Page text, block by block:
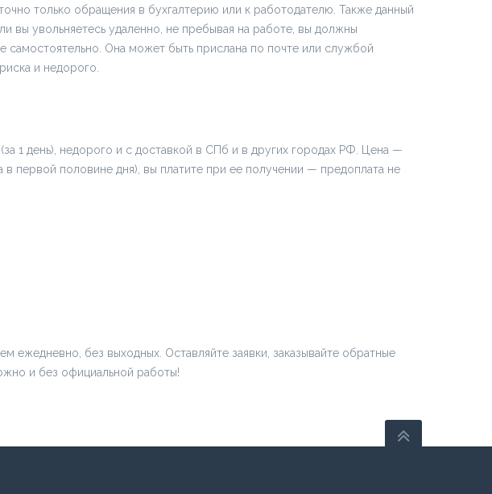
только обращения в бухгалтерию или к работодателю. Также данный
вы увольняетесь удаленно, не пребывая на работе, вы должны
самостоятельно. Она может быть прислана по почте или службой
и недорого.
1 день), недорого и с доставкой в СПб и в других городах РФ. Цена —
первой половине дня), вы платите при ее получении — предоплата не
ежедневно, без выходных. Оставляйте заявки, заказывайте обратные
и без официальной работы!